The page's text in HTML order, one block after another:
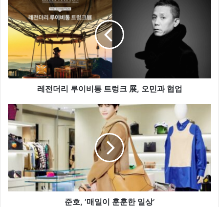
전
더
리
루
비
통
트
展,
오
민
과
협
업
레전더리 루이비통 트렁크 展, 오민과 협업
준
호,
‘매
일
이
훈
한
일
준호, ‘매일이 훈훈한 일상’